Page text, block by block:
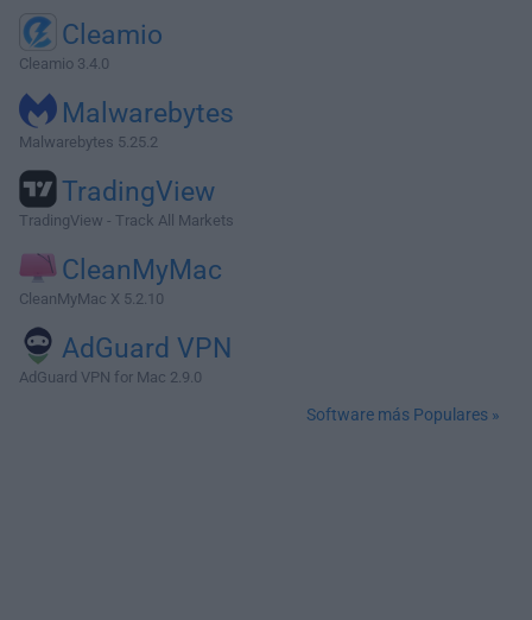
Cleamio
Cleamio 3.4.0
Malwarebytes
Malwarebytes 5.25.2
TradingView
TradingView - Track All Markets
CleanMyMac
CleanMyMac X 5.2.10
AdGuard VPN
AdGuard VPN for Mac 2.9.0
Software más Populares »